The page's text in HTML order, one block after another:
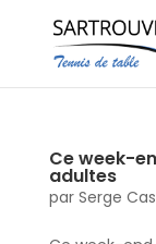
Ce week-
adultes
par Serge